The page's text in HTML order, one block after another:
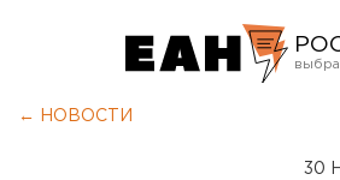
← НОВОСТИ
30